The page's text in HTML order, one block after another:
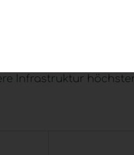
die flexibel
Infrastruktur